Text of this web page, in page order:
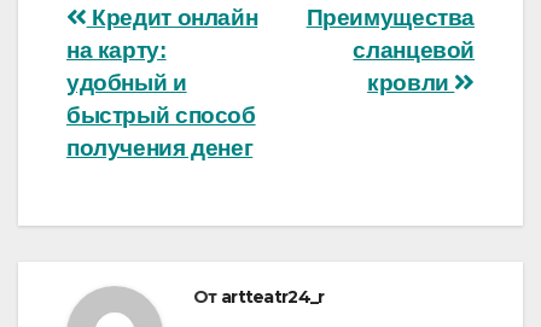
Навигация
по
записям
Преимущества
сланцевой
кровли
Кредит онлайн
на карту:
удобный и
быстрый способ
получения денег
От artteatr24_r